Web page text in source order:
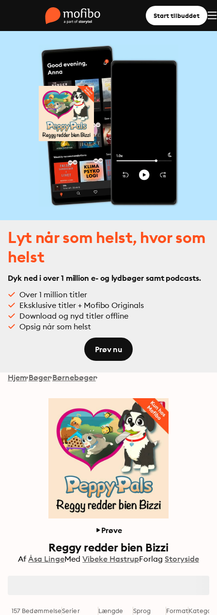
Start tilbuddet
Lyt når som helst, hvor som
helst
Dyk ned i over 1 million e- og lydbøger samt podcasts.
Over 1 million titler
Eksklusive titler + Mofibo Originals
Download og nyd titler offline
Opsig når som helst
Prøv nu
Hjem Bøger Børnebøger
Prøve
Reggy redder bien Bizzi
Af Åsa LingeMed Vibeke HastrupForlag Storyside
157 BedømmelseSerier Længde Sprog FormatKategori